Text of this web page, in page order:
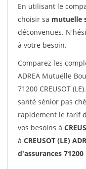
En utilisant le
choisir sa mutuelle
déconvenues.
à votre besoin.
Comparez les
ADREA Mutuelle
71200 CREUSOT
santé sénior pas
rapidement le tarif
vos besoins à
à CREUSOT (LE)
d'assurances 71200